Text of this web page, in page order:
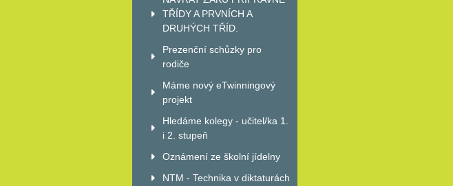
TŘÍDY A PRVNÍCH A
DRUHÝCH TŘÍD.
Prezenční schůzky pro
rodiče
Máme nový eTwinningový
projekt
Hledáme kolegy - učitel/ka 1.
i 2. stupeň
Oznámení ze školní jídelny
NTM - Technika v diktaturách